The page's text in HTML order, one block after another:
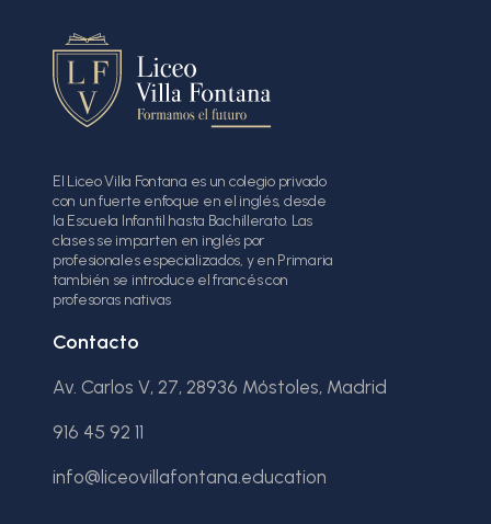
El Liceo Villa Fontana es un colegio privado
con un fuerte enfoque en el inglés, desde
la Escuela Infantil hasta Bachillerato. Las
clases se imparten en inglés por
profesionales especializados, y en Primaria
también se introduce el francés con
profesoras nativas
Contacto
Av. Carlos V, 27, 28936 Móstoles, Madrid
916 45 92 11
info@liceovillafontana.education